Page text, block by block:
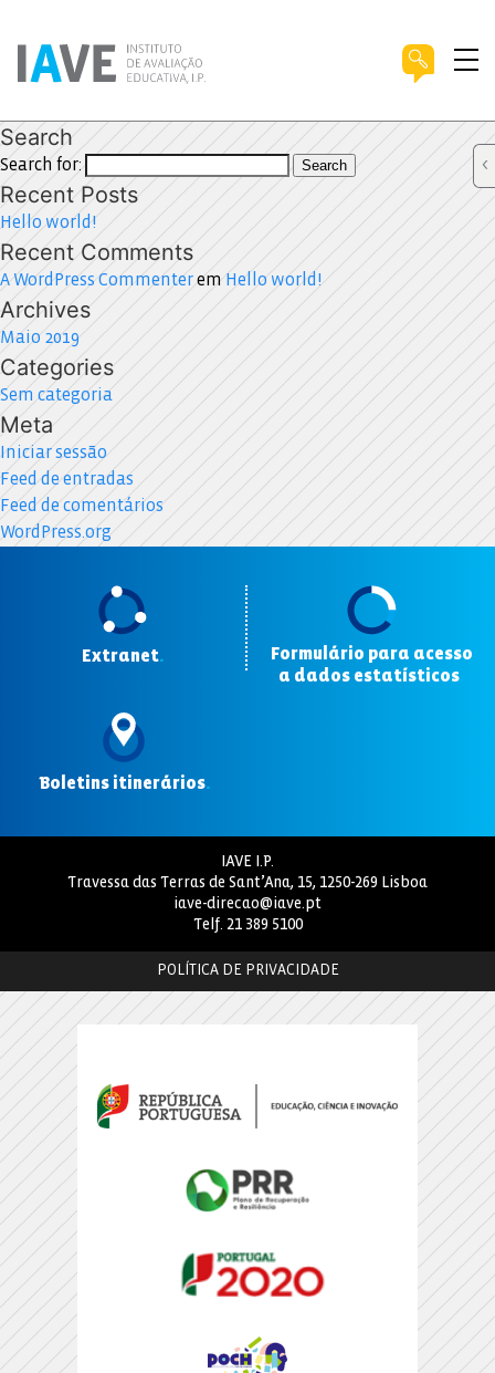
Search
Search for: Search
Recent Posts
Hello world!
Recent Comments
A WordPress Commenterem Hello world!
Archives
Maio 2019
Categories
Sem categoria
Meta
Iniciar sessão
Feed de entradas
Feed de comentários
WordPress.org
Extranet.
Formulário para acesso
a dados estatísticos
Boletins itinerários.
IAVE I.P.
Travessa das Terras de Sant’Ana, 15, 1250-269 Lisboa
iave-direcao@iave.pt
Telf. 21 389 5100
POLÍTICA DE PRIVACIDADE